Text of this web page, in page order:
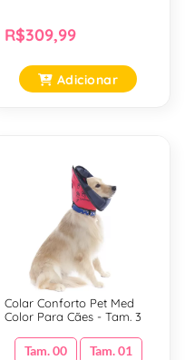
R$309,99
Adicionar
Colar Conforto Pet Med
Color Para Cães - Tam. 3
Tam. 00
Tam. 01